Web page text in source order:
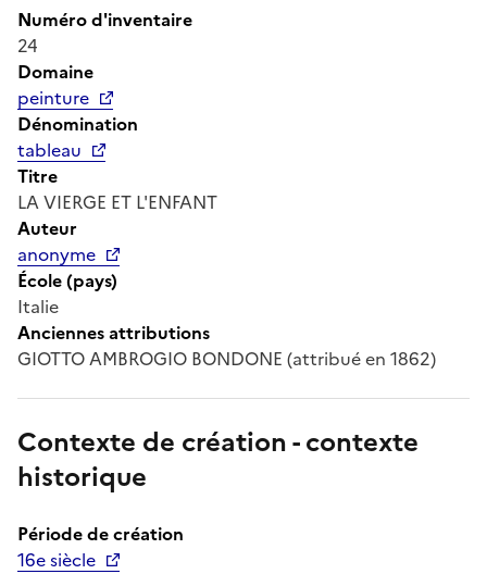
Numéro d'inventaire
24
Domaine
peinture
Dénomination
tableau
Titre
LA VIERGE ET L'ENFANT
Auteur
anonyme
École (pays)
Italie
Anciennes attributions
GIOTTO AMBROGIO BONDONE (attribué en 1862)
Contexte de création - contexte
historique
Période de création
16e siècle